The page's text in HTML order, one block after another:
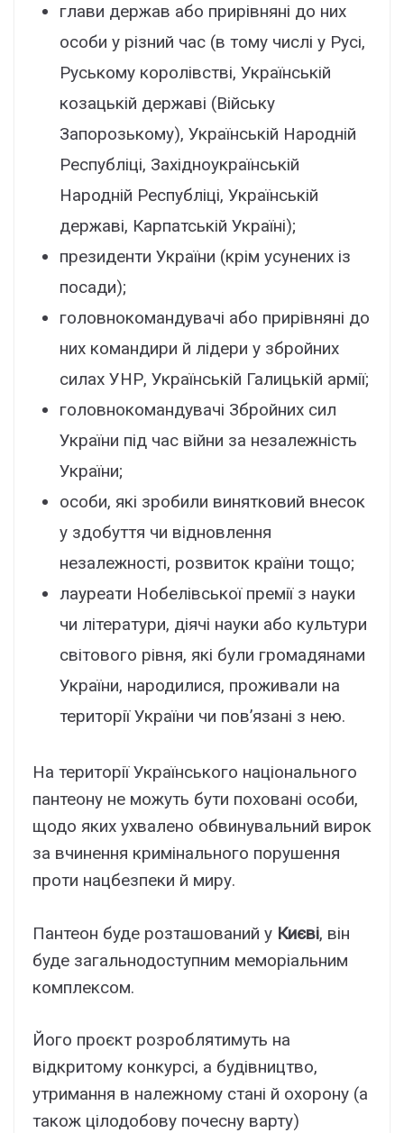
глави держав або прирівняні до них
особи у різний час (в тому числі у Русі,
Руському королівстві, Українській
козацькій державі (Війську
Запорозькому), Українській Народній
Республіці, Західноукраїнській
Народній Республіці, Українській
державі, Карпатській Україні);
президенти України (крім усунених із
посади);
головнокомандувачі або прирівняні до
них командири й лідери у збройних
силах УНР, Українській Галицькій армії;
головнокомандувачі Збройних сил
України під час війни за незалежність
України;
особи, які зробили винятковий внесок
у здобуття чи відновлення
незалежності, розвиток країни тощо;
лауреати Нобелівської премії з науки
чи літератури, діячі науки або культури
світового рівня, які були громадянами
України, народилися, проживали на
території України чи пов’язані з нею.
На території Українського національного
пантеону не можуть бути поховані особи,
щодо яких ухвалено обвинувальний вирок
за вчинення кримінального порушення
проти нацбезпеки й миру.
Пантеон буде розташований у Києві, він
буде загальнодоступним меморіальним
комплексом.
Його проєкт розроблятимуть на
відкритому конкурсі, а будівництво,
утримання в належному стані й охорону (а
також цілодобову почесну варту)